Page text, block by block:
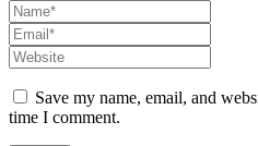
Save my name, email, and
time I comment.